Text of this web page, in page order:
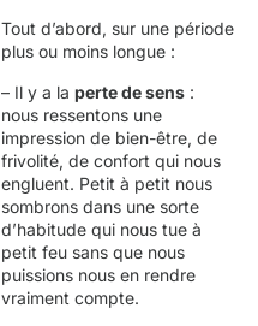
Tout d’abord, sur une période
plus ou moins longue :
– Il y a la perte de sens :
nous ressentons une
impression de bien-être, de
frivolité, de confort qui nous
engluent. Petit à petit nous
sombrons dans une sorte
d’habitude qui nous tue à
petit feu sans que nous
puissions nous en rendre
vraiment compte.